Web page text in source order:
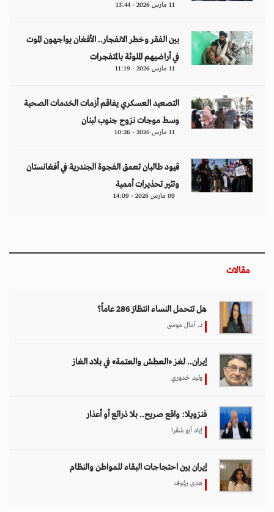
11 مارس 2026 - 13:44
بين الفقر وخطر الانفجار.. الأفغان يواجهون الموت
في أراضيهم الملوثة بالمتفجرات
11 مارس 2026 - 11:19
التصعيد العسكري يفاقم أزمات الخدمات الصحية
وسط موجات نزوح جنوب لبنان
11 مارس 2026 - 10:26
قيود طالبان تعمق الفجوة الجندرية في أفغانستان
وتثير تحذيرات أممية
09 مارس 2026 - 14:09
مقالات
هل تتحمل النساء انتظارَ 286 عاماً؟
د. آمال موسى
إيران.. لغز «العطش والعتمة» في بلاد الغاز
وليد خدوري
فنزويلا: واقع صريح.. بلا ذرائع أو أعذار
إياد أبو شقرا
إيران بين احتجاجات البقاء للمواطن والنظام
هدى رؤوف